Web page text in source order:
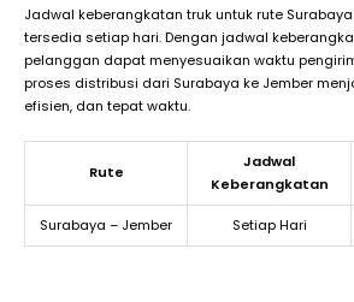
Jadwal keberangkatan truk untuk rute
tersedia setiap hari. Dengan jadwal
pelanggan dapat menyesuaikan waktu
proses distribusi dari Surabaya ke Jember
efisien, dan tepat waktu.
Rute
Jadwal
Keberangkatan
Surabaya – Jember Setiap Hari